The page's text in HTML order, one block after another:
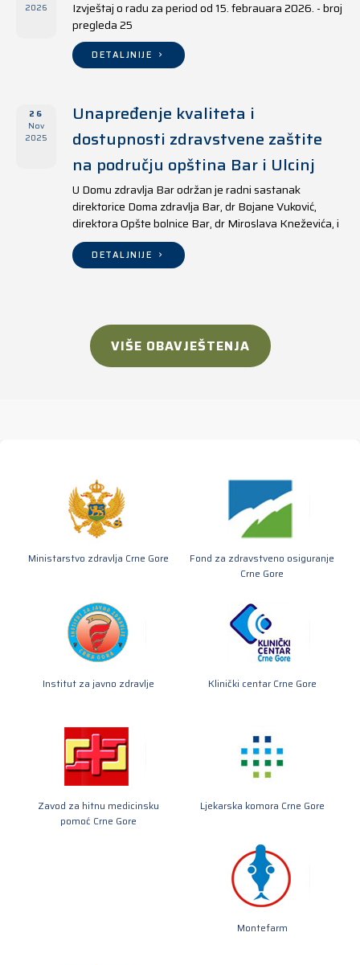
2026
Izvještaj o radu za period od 15. febrauara 2026. - broj
pregleda 25
DETALJNIJE
26
Nov
2025
Unapređenje kvaliteta i
dostupnosti zdravstvene zaštite
na području opština Bar i Ulcinj
U Domu zdravlja Bar održan je radni sastanak
direktorice Doma zdravlja Bar, dr Bojane Vuković,
direktora Opšte bolnice Bar, dr Miroslava Kneževića, i
direktora Doma zdravlja Ulcinj, Kreshnika Mustafe.
DETALJNIJE
VIŠE OBAVJEŠTENJA
Ministarstvo zdravlja Crne Gore
Fond za zdravstveno osiguranje
Crne Gore
Institut za javno zdravlje Klinički centar Crne Gore
Zavod za hitnu medicinsku
pomoć Crne Gore
Ljekarska komora Crne Gore
Montefarm